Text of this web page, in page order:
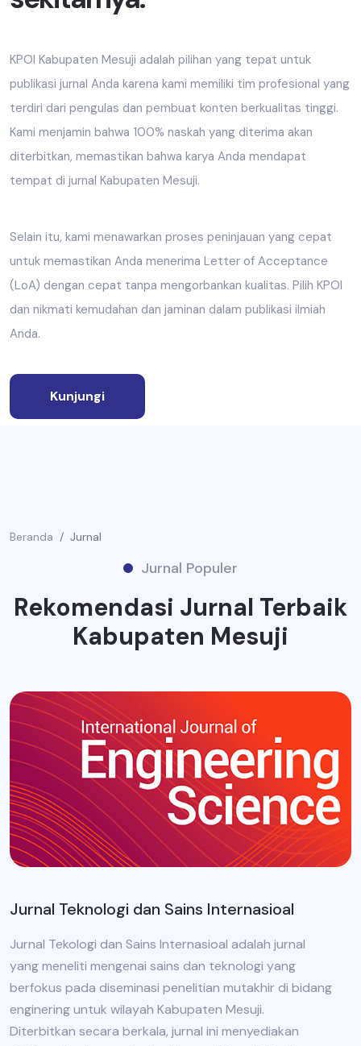
KPOI Kabupaten Mesuji adalah pilihan yang tepat untuk
publikasi jurnal Anda karena kami memiliki tim profesional yang
terdiri dari pengulas dan pembuat konten berkualitas tinggi.
Kami menjamin bahwa 100% naskah yang diterima akan
diterbitkan, memastikan bahwa karya Anda mendapat
tempat di jurnal Kabupaten Mesuji.
Selain itu, kami menawarkan proses peninjauan yang cepat
untuk memastikan Anda menerima Letter of Acceptance
(LoA) dengan cepat tanpa mengorbankan kualitas. Pilih KPOI
dan nikmati kemudahan dan jaminan dalam publikasi ilmiah
Anda.
Kunjungi
Beranda Jurnal
Jurnal Populer
Rekomendasi Jurnal Terbaik
Kabupaten Mesuji
Jurnal Teknologi dan Sains Internasioal
Jurnal Tekologi dan Sains Internasioal adalah jurnal
yang meneliti mengenai sains dan teknologi yang
berfokus pada diseminasi penelitian mutakhir di bidang
enginering untuk wilayah Kabupaten Mesuji.
Diterbitkan secara berkala, jurnal ini menyediakan